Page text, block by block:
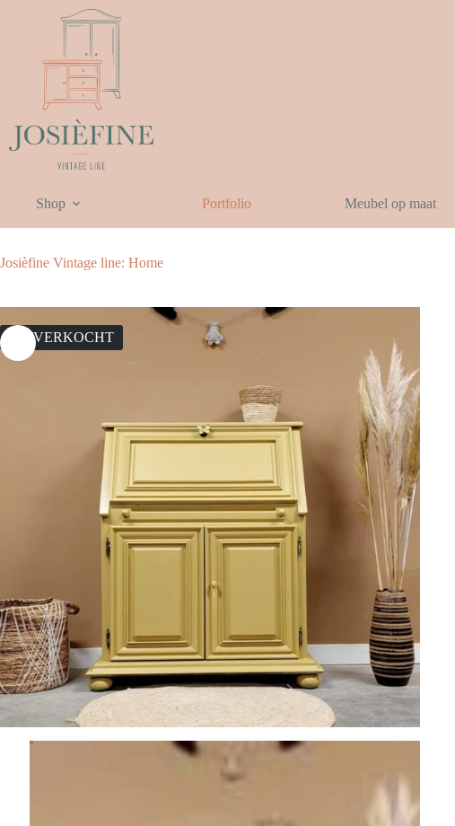
Shop Portfolio Meubel op maat
Josièfine Vintage line: Home
UITVERKOCHT